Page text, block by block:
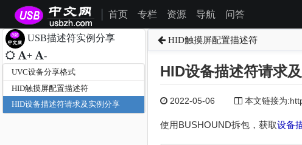
首页 专栏 资源 导航 问答
USB描述符实例分享
+ -
UVC设备分享格式
HID触摸屏配置描述符
HID设备描述符请求及实例分享
HID触摸屏配置描述符
HID设备描述符请求
2022-05-06 本文链接为
使用BUSHOUND拆包，获取设备